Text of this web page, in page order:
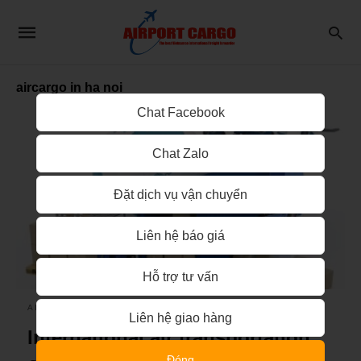
aircargo in ha noi
AIRPORT CARGO
International air transportation
Chat Facebook
Chat Zalo
Đặt dịch vụ vận chuyển
Liên hệ báo giá
Hỗ trợ tư vấn
Liên hệ giao hàng